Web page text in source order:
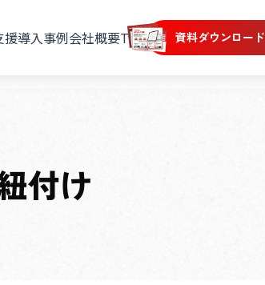
援導入事例会社概要TOP 資料ダウンロード
付け